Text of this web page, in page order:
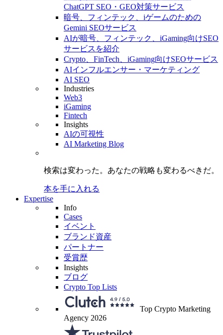
ChatGPT SEO・GEO対策サービス
暗号、フィンテック、iゲームのための
Gemini SEOサービス
AIが暗号、フィンテック、iGaming向けSEO
サービスを紹介
Crypto、FinTech、iGaming向けSEOサービス
AIインフルエンサー・マーケティング
AI SEO
Industries
Web3
iGaming
Fintech
Insights
AIの可視性
AI Marketing Blog
検索は変わった。 あなたの戦略も変わるべきだ。
本を手に入れる
Expertise
Info
Cases
イベント
ブランド資産
パートナー
受賞歴
Insights
ブログ
Crypto Top Lists
Top Crypto Marketing
Agency 2026